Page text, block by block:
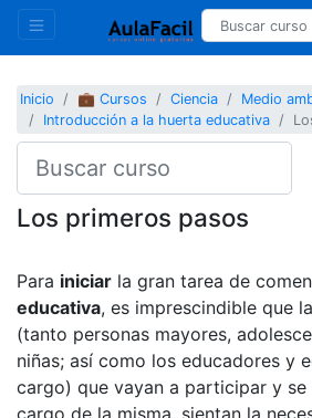
Inicio 💼 Cursos Ciencia
Medio
Introducción a la huerta educativa
Los primeros pasos
Para iniciar la gran tarea de
educativa, es imprescindible que
(tanto personas mayores,
niñas; así como los educadores y
cargo) que vayan a participar y se
cargo de la misma, sientan la